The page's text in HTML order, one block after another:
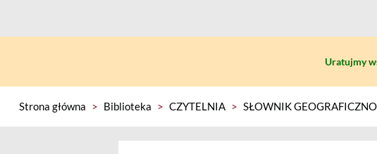
Uratujmy
Strona główna > Biblioteka > CZYTELNIA > SŁOWNIK